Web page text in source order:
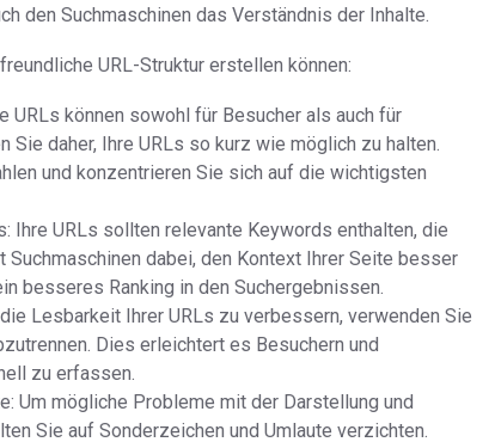
den Suchmaschinen das Verständnis der Inhalte.
URL-Struktur erstellen können:
URLs können sowohl für Besucher als auch für
Sie daher, Ihre URLs so kurz wie möglich zu halten.
und konzentrieren Sie sich auf die wichtigsten
Ihre URLs sollten relevante Keywords enthalten, die
dabei, den Kontext Ihrer Seite besser
besseres Ranking in den Suchergebnissen.
Lesbarkeit Ihrer URLs zu verbessern, verwenden Sie
Dies erleichtert es Besuchern und
zu erfassen.
Um mögliche Probleme mit der Darstellung und
Sie auf Sonderzeichen und Umlaute verzichten.